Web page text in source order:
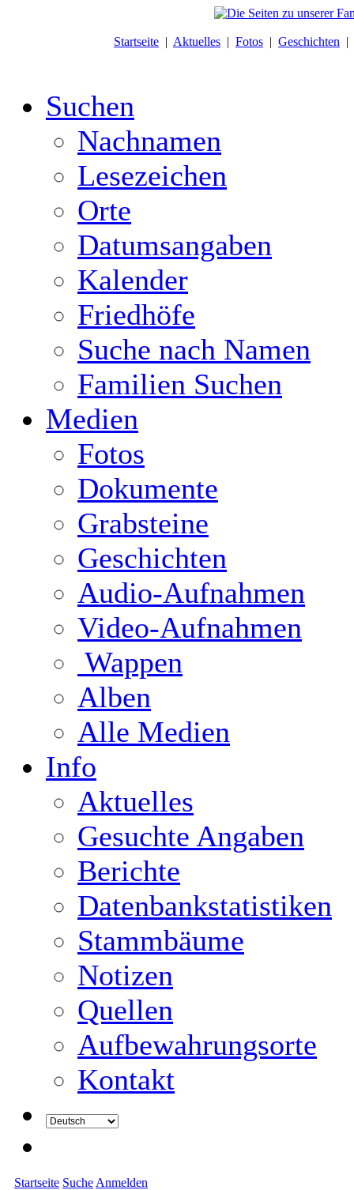
Startseite | Aktuelles | Fotos | Geschichten |
Suchen
Nachnamen
Lesezeichen
Orte
Datumsangaben
Kalender
Friedhöfe
Suche nach Namen
Familien Suchen
Medien
Fotos
Dokumente
Grabsteine
Geschichten
Audio-Aufnahmen
Video-Aufnahmen
Wappen
Alben
Alle Medien
Info
Aktuelles
Gesuchte Angaben
Berichte
Datenbankstatistiken
Stammbäume
Notizen
Quellen
Aufbewahrungsorte
Kontakt
Startseite Suche Anmelden